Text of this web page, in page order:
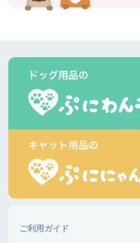
す。きっと混みま
神奈川県 |
あるパパさん
日差しが陰ると肌
して帰ります。🐶
神奈川県 | 富士芦
おと音々さん
今日は日中から
達作り、追いかけ
ご利用ガイド